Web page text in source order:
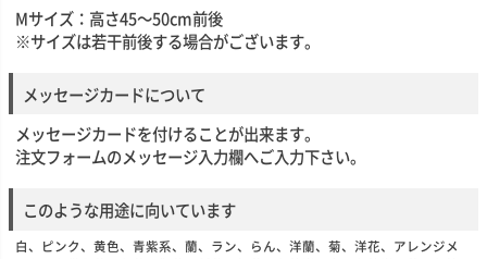
Mサイズ：高さ45～50cm前後
※サイズは若干前後する場合がございます。
メッセージカードについて
メッセージカードを付けることが出来ます。
注文フォームのメッセージ入力欄へご入力下さい。
このような用途に向いています
白、ピンク、黄色、青紫系、蘭、ラン、らん、洋蘭、菊、洋花、アレンジメ